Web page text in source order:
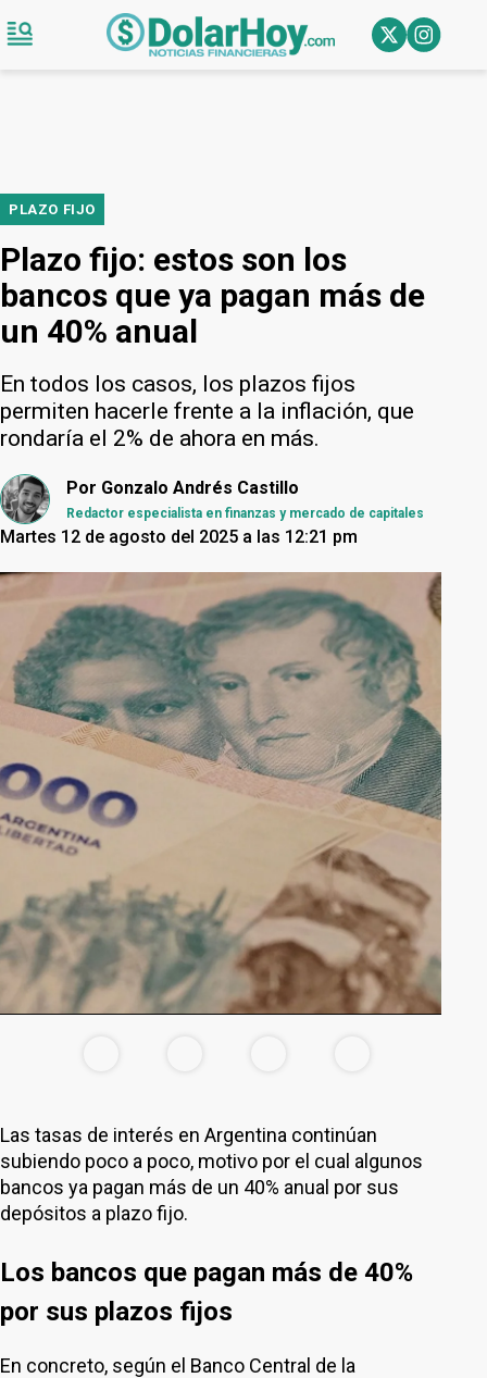
PLAZO FIJO
Plazo fijo: estos son los
bancos que ya pagan más de
un 40% anual
En todos los casos, los plazos fijos
permiten hacerle frente a la inflación, que
rondaría el 2% de ahora en más.
Por Gonzalo Andrés Castillo
Redactor especialista en finanzas y mercado de capitales
Martes 12 de agosto del 2025 a las 12:21 pm
Las tasas de interés en Argentina continúan
subiendo poco a poco, motivo por el cual algunos
bancos ya pagan más de un 40% anual por sus
depósitos a plazo fijo.
Los bancos que pagan más de 40%
por sus plazos fijos
En concreto, según el Banco Central de la